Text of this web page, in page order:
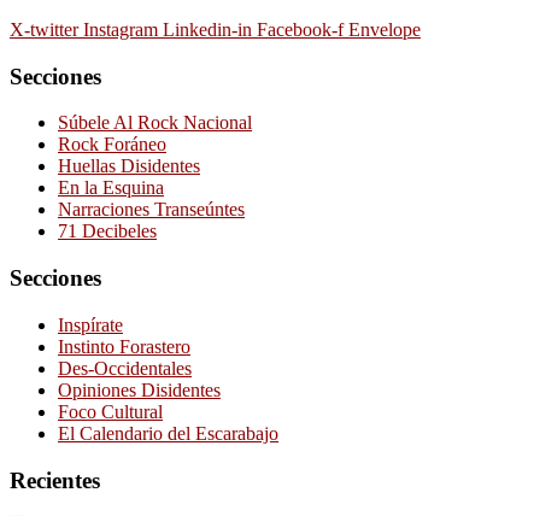
X-twitter Instagram Linkedin-in Facebook-f Envelope
Secciones
Súbele Al Rock Nacional
Rock Foráneo
Huellas Disidentes
En la Esquina
Narraciones Transeúntes
71 Decibeles
Secciones
Inspírate
Instinto Forastero
Des-Occidentales
Opiniones Disidentes
Foco Cultural
El Calendario del Escarabajo
Recientes